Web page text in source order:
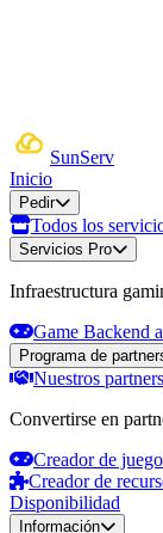
SunServ
Inicio
Pedir
Todos los
Servicios Pro
Infraestructura
Game Backend
Programa de
Nuestros partners
Convertirse en
Creador de
Creador de
Disponibilidad
Información